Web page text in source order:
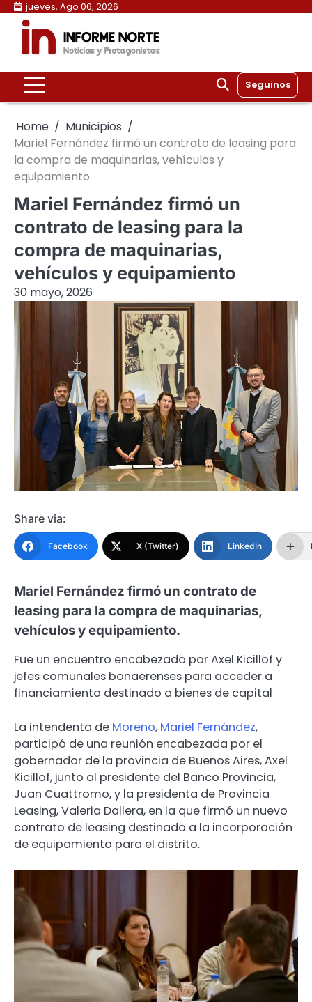
Skip
content
jueves, Ago 06, 2026
Seguinos
Home
Municipios
Mariel Fernández firmó un contrato de leasing para
la compra de maquinarias, vehículos y
equipamiento
Mariel Fernández firmó un
contrato de leasing para la
compra de maquinarias,
vehículos y equipamiento
30 mayo, 2026
Share via:
Facebook X (Twitter) LinkedIn
Mariel Fernández firmó un contrato de
leasing para la compra de maquinarias,
vehículos y equipamiento.
Fue un encuentro encabezado por Axel Kicillof y
jefes comunales bonaerenses para acceder a
financiamiento destinado a bienes de capital
La intendenta de Moreno, Mariel Fernández,
participó de una reunión encabezada por el
gobernador de la provincia de Buenos Aires, Axel
Kicillof, junto al presidente del Banco Provincia,
Juan Cuattromo, y la presidenta de Provincia
Leasing, Valeria Dallera, en la que firmó un nuevo
contrato de leasing destinado a la incorporación
de equipamiento para el distrito.